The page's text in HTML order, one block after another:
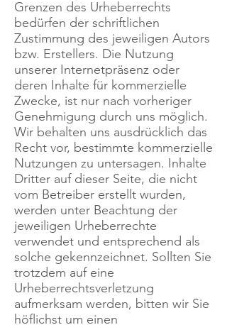
Grenzen des Urheberrechts
bedürfen der schriftlichen
Zustimmung des jeweiligen Autors
bzw. Erstellers. Die Nutzung
unserer Internetpräsenz oder
deren Inhalte für kommerzielle
Zwecke, ist nur nach vorheriger
Genehmigung durch uns möglich.
Wir behalten uns ausdrücklich das
Recht vor, bestimmte kommerzielle
Nutzungen zu untersagen. Inhalte
Dritter auf dieser Seite, die nicht
vom Betreiber erstellt wurden,
werden unter Beachtung der
jeweiligen Urheberrechte
verwendet und entsprechend als
solche gekennzeichnet. Sollten Sie
trotzdem auf eine
Urheberrechtsverletzung
aufmerksam werden, bitten wir Sie
höflichst um einen